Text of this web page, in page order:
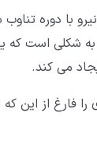
با دوره
به شکلی
می کند.
را فارغ از